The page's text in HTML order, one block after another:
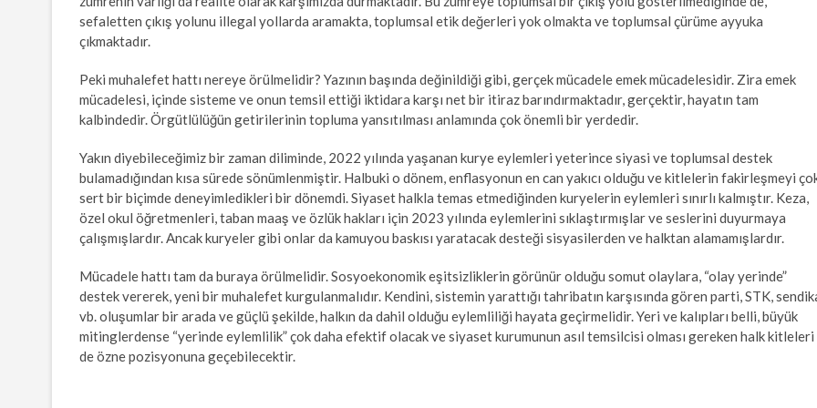
sefaletten çıkış yolunu illegal yollarda aramakta, toplumsal etik değerleri yok olmakta ve toplumsal çürüme ayyuka
çıkmaktadır.
Peki muhalefet hattı nereye örülmelidir? Yazının başında değinildiği gibi, gerçek mücadele emek mücadelesidir. Zira emek
mücadelesi, içinde sisteme ve onun temsil ettiği iktidara karşı net bir itiraz barındırmaktadır, gerçektir, hayatın tam
kalbindedir. Örgütlülüğün getirilerinin topluma yansıtılması anlamında çok önemli bir yerdedir.
Yakın diyebileceğimiz bir zaman diliminde, 2022 yılında yaşanan kurye eylemleri yeterince siyasi ve toplumsal destek
bulamadığından kısa sürede sönümlenmiştir. Halbuki o dönem, enflasyonun en can yakıcı olduğu ve kitlelerin fakirleşmeyi
sert bir biçimde deneyimledikleri bir dönemdi. Siyaset halkla temas etmediğinden kuryelerin eylemleri sınırlı kalmıştır. Keza,
özel okul öğretmenleri, taban maaş ve özlük hakları için 2023 yılında eylemlerini sıklaştırmışlar ve seslerini duyurmaya
çalışmışlardır. Ancak kuryeler gibi onlar da kamuyou baskısı yaratacak desteği sisyasilerden ve halktan alamamışlardır.
Mücadele hattı tam da buraya örülmelidir. Sosyoekonomik eşitsizliklerin görünür olduğu somut olaylara, “olay yerinde”
destek vererek, yeni bir muhalefet kurgulanmalıdır. Kendini, sistemin yarattığı tahribatın karşısında gören parti, STK,
vb. oluşumlar bir arada ve güçlü şekilde, halkın da dahil olduğu eylemliliği hayata geçirmelidir. Yeri ve kalıpları belli, büyük
mitinglerdense “yerinde eylemlilik” çok daha efektif olacak ve siyaset kurumunun asıl temsilcisi olması gereken halk kitleleri
de özne pozisyonuna geçebilecektir.